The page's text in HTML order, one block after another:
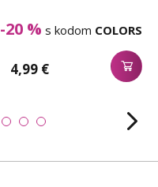
-20 % s kodom COLORS
4,99 €